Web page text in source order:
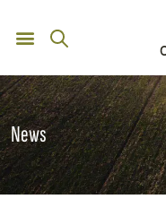
News